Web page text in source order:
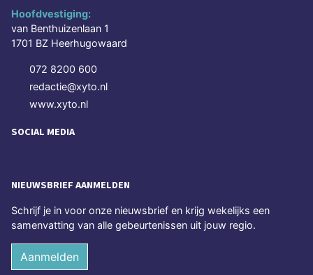
Hoofdvestiging:
van Benthuizenlaan 1
1701 BZ Heerhugowaard
072 8200 600
redactie@xyto.nl
www.xyto.nl
SOCIAL MEDIA
NIEUWSBRIEF AANMELDEN
Schrijf je in voor onze nieuwsbrief en krijg wekelijks een
samenvatting van alle gebeurtenissen uit jouw regio.
Aanmelden